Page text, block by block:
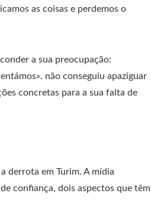
as coisas e perdemos o
a sua preocupação:
não conseguiu apaziguar
concretas para a sua falta de
derrota em Turim. A mídia
confiança, dois aspectos que têm